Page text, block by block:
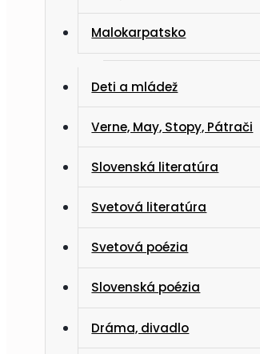
Malokarpatsko
Deti a mládež
Verne, May, Stopy, Pátrači
Slovenská literatúra
Svetová literatúra
Svetová poézia
Slovenská poézia
Dráma, divadlo